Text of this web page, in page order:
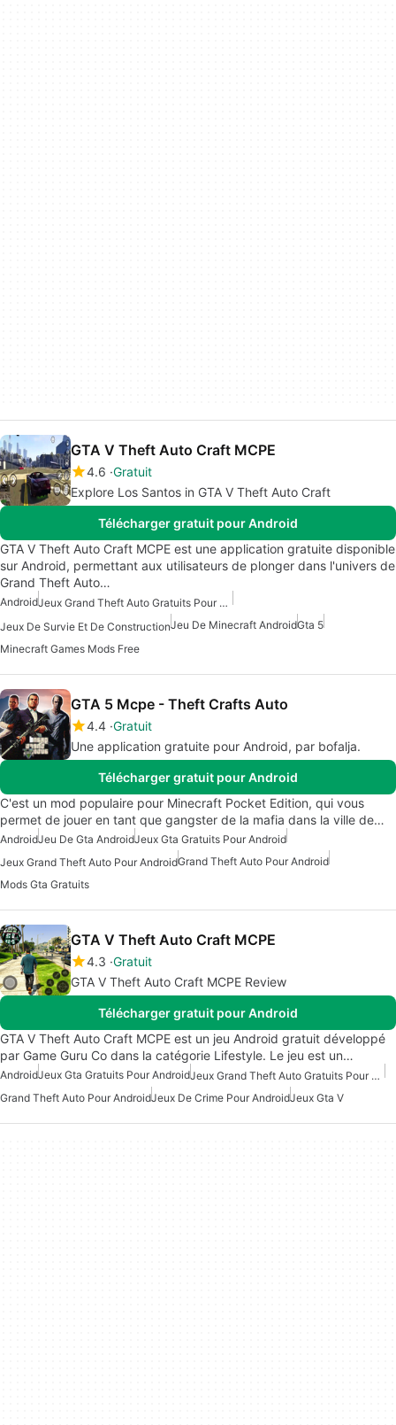
GTA V Theft Auto Craft MCPE
4.6 Gratuit
Explore Los Santos in GTA V Theft Auto Craft
Télécharger gratuit pour Android
GTA V Theft Auto Craft MCPE est une application gratuite disponible
sur Android, permettant aux utilisateurs de plonger dans l'univers de
Grand Theft Auto…
Android
Jeux Grand Theft Auto Gratuits Pour Android
Jeux De Survie Et De ConstructionJeu De Minecraft AndroidGta 5
Minecraft Games Mods Free
GTA 5 Mcpe - Theft Crafts Auto
4.4 Gratuit
Une application gratuite pour Android, par bofalja.
Télécharger gratuit pour Android
C'est un mod populaire pour Minecraft Pocket Edition, qui vous
permet de jouer en tant que gangster de la mafia dans la ville de…
AndroidJeu De Gta AndroidJeux Gta Gratuits Pour Android
Jeux Grand Theft Auto Pour AndroidGrand Theft Auto Pour Android
Mods Gta Gratuits
GTA V Theft Auto Craft MCPE
4.3 Gratuit
GTA V Theft Auto Craft MCPE Review
Télécharger gratuit pour Android
GTA V Theft Auto Craft MCPE est un jeu Android gratuit développé
par Game Guru Co dans la catégorie Lifestyle. Le jeu est un…
AndroidJeux Gta Gratuits Pour Android
Jeux Grand Theft Auto Gratuits Pour Android
Grand Theft Auto Pour AndroidJeux De Crime Pour AndroidJeux Gta V